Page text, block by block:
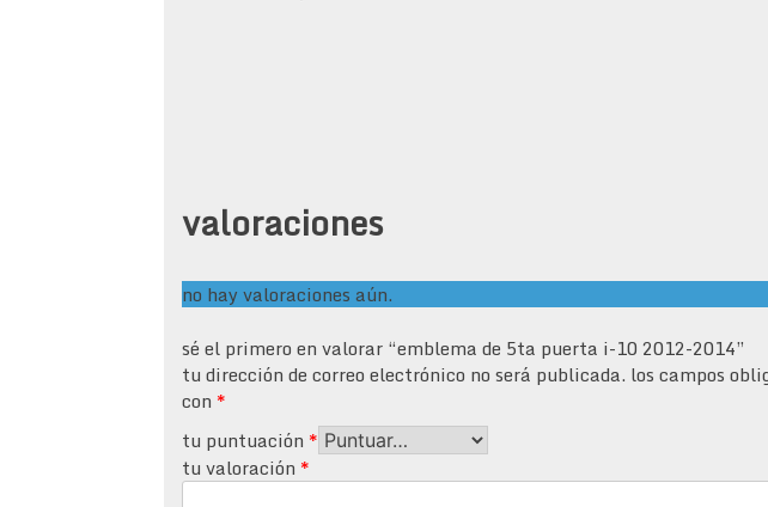
valoraciones
no hay valoraciones aún.
sé el primero en valorar “emblema de 5ta puerta i-10 2012-2014”
tu dirección de correo electrónico no será publicada. los campos
con *
tu puntuación *
tu valoración *